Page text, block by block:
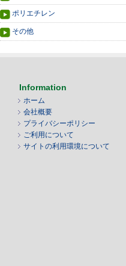
ポリエチレン
その他
Information
ホーム
会社概要
プライバシーポリシー
ご利用について
サイトの利用環境について